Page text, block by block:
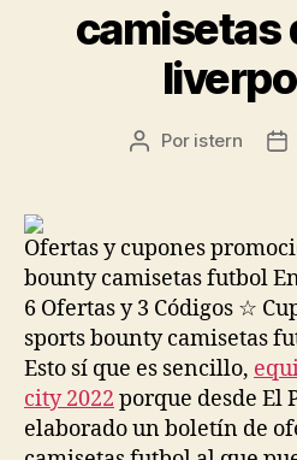
camisetas
Autor
Por istern
Ofertas y cupones
bounty camisetas futbol
6 Ofertas y 3 Códigos ☆
sports bounty camisetas
Esto sí que es sencillo,
city 2022 porque desde El
elaborado un boletín de